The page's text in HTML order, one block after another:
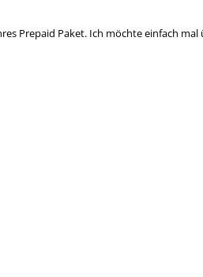
Prepaid Paket. Ich möchte einfach mal